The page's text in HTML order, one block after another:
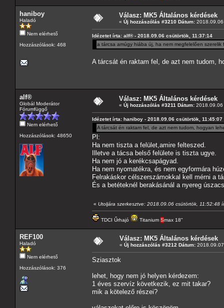
haniboy
Haladó
Nem elérhető
Hozzászólások: 468
Válasz: MK5 Általános kérdések
« Új hozzászólás #3210 Dátum:
Idézetet írta: alf® - 2018.09.06 csütörtök, 11:37:14
a tárcsa amúgy hiába új, ha nem megfelelően
A tárcsát én raktam fel, de azt nem tudom,
alf®
Globál Moderátor
Fórumfüggő
Nem elérhető
Hozzászólások: 48650
Válasz: MK5 Általános kérdések
« Új hozzászólás #3211 Dátum: 2018.09.06
Idézetet írta: haniboy - 2018.09.06 csütörtök, 11:45:07
A tárcsát én raktam fel, de azt nem tudom, hogyan
Pl:
Ha nem tiszta a felület,amire felteszed.
Illetve a tácsa belső felülete is tiszta ugye.
Ha nem jó a kerékcsapágyad.
Ha nem nyomatékra, és nem egyformára
Felrakáskor célszerszámokkal kell mérni a
És a betéteknél berakásánál a nyereg
« Utoljára szerkesztve: 2018.09.06 csütörtök, 11:52:48
TDCI Űrhajó Titanium Smax 18"
REF100
Haladó
Nem elérhető
Hozzászólások: 376
Válasz: MK5 Általános kérdések
« Új hozzászólás #3212 Dátum:
Sziasztok
lehet, hogy nem jó helyen kérdezem:
1 éves szervíz következik, ez mit takar?
mik a kötelező részei?